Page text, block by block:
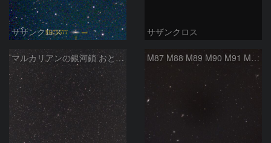
サザンクロス サザンクロス
マルカリアンの銀河鎖 おとめ座・ かみのけ座の銀河 M87 M88 M89 M90 M91 M100 マルカリアンの銀河鎖 おとめ座 かみのけ座